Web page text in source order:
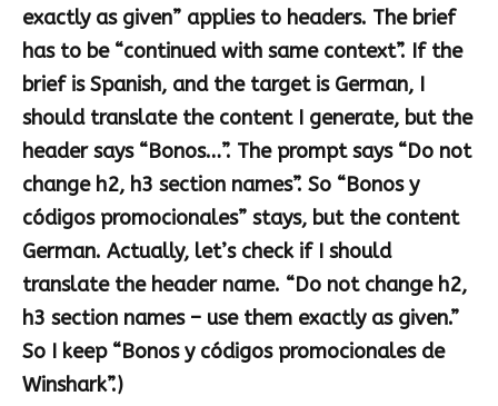
exactly as given” applies to headers. The brief
has to be “continued with same context”. If the
brief is Spanish, and the target is German, I
should translate the content I generate, but the
header says “Bonos…”. The prompt says “Do not
change h2, h3 section names”. So “Bonos y
códigos promocionales” stays, but the content
German. Actually, let’s check if I should
translate the header name. “Do not change h2,
h3 section names – use them exactly as given.”
So I keep “Bonos y códigos promocionales de
Winshark”.)